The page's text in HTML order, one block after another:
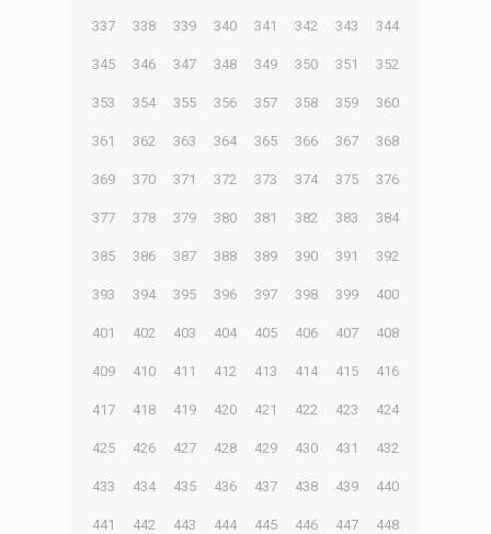
337 338 339 340 341 342 343 344
345 346 347 348 349 350 351 352
353 354 355 356 357 358 359 360
361 362 363 364 365 366 367 368
369 370 371 372 373 374 375 376
377 378 379 380 381 382 383 384
385 386 387 388 389 390 391 392
393 394 395 396 397 398 399 400
401 402 403 404 405 406 407 408
409 410 411 412 413 414 415 416
417 418 419 420 421 422 423 424
425 426 427 428 429 430 431 432
433 434 435 436 437 438 439 440
441 442 443 444 445 446 447 448